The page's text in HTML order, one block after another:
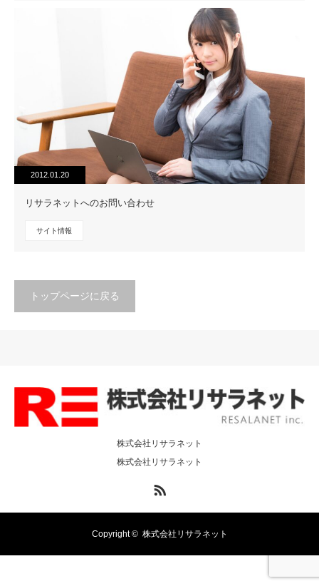
2012.01.20
リサラネットへのお問い合わせ
サイト情報
トップページに戻る
株式会社リサラネット
株式会社リサラネット
Copyright © 株式会社リサラネット